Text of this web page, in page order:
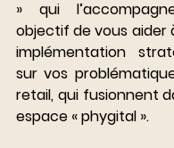
» qui
objectif de vous aider
implémentation
sur vos
retail, qui fusionnent
espace « phygital ».